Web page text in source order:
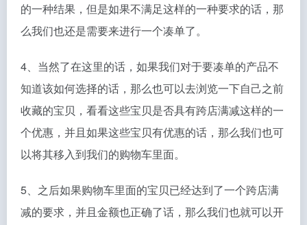
的一种结果，但是如果不满足这样的一种要求的话，那
么我们也还是需要来进行一个凑单了。
4、当然了在这里的话，如果我们对于要凑单的产品不
知道该如何选择的话，那么也可以去浏览一下自己之前
收藏的宝贝，看看这些宝贝是否具有跨店满减这样的一
个优惠，并且如果这些宝贝有优惠的话，那么我们也可
以将其移入到我们的购物车里面。
5、之后如果购物车里面的宝贝已经达到了一个跨店满
减的要求，并且金额也正确了话，那么我们也就可以开